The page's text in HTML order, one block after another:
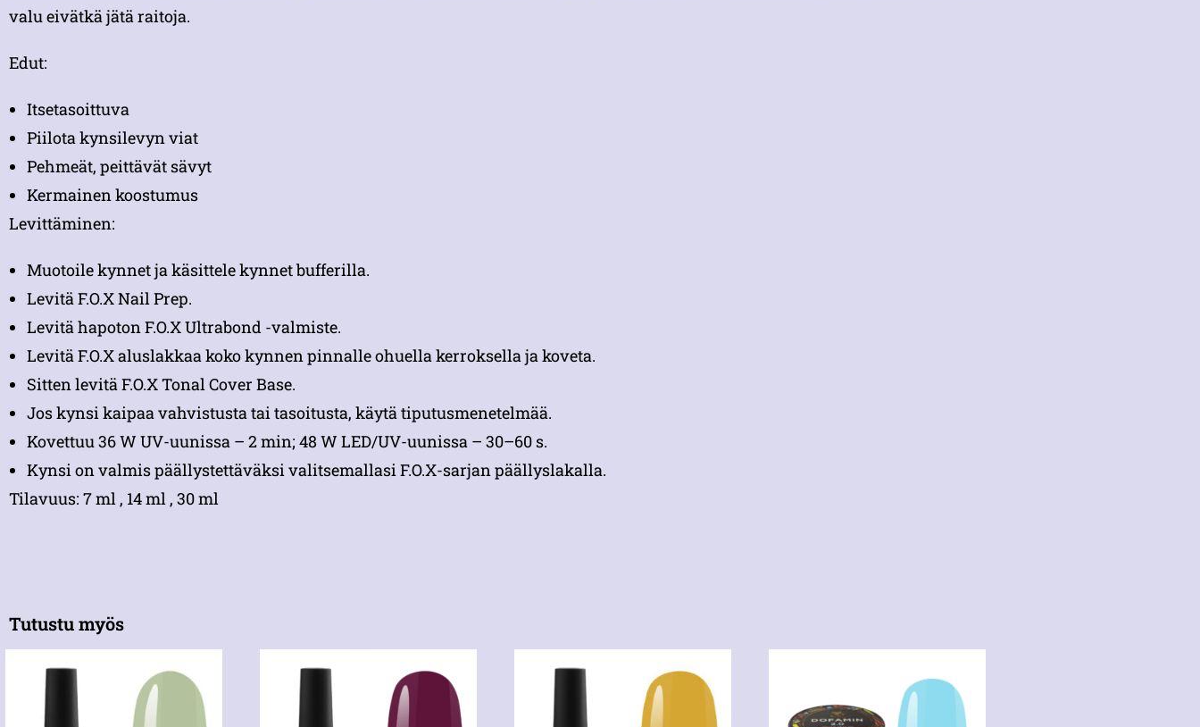
valu eivätkä jätä raitoja.
Edut:
Itsetasoittuva
Piilota kynsilevyn viat
Pehmeät, peittävät sävyt
Kermainen koostumus
Levittäminen:
Muotoile kynnet ja käsittele kynnet bufferilla.
Levitä F.O.X Nail Prep.
Levitä hapoton F.O.X Ultrabond -valmiste.
Levitä F.O.X aluslakkaa koko kynnen pinnalle ohuella kerroksella ja koveta.
Sitten levitä F.O.X Tonal Cover Base.
Jos kynsi kaipaa vahvistusta tai tasoitusta, käytä tiputusmenetelmää.
Kovettuu 36 W UV-uunissa – 2 min; 48 W LED/UV-uunissa – 30–60 s.
Kynsi on valmis päällystettäväksi valitsemallasi F.O.X-sarjan päällyslakalla.
Tilavuus: 7 ml , 14 ml , 30 ml
Tutustu myös